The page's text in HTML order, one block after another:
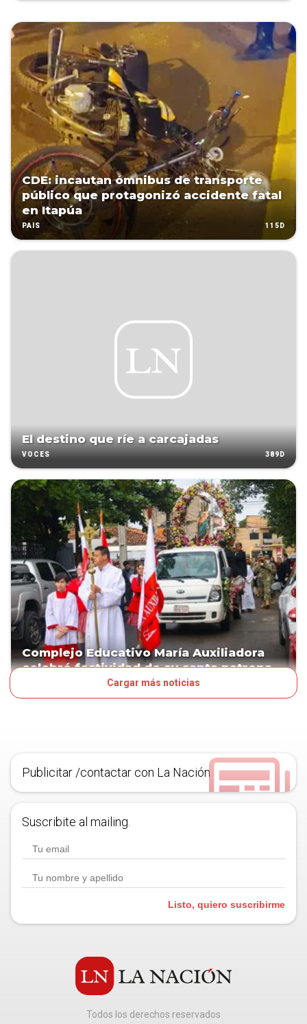
CDE: incautan ómnibus de transporte
público que protagonizó accidente fatal
en Itapúa
PAÍS 115D
El destino que ríe a carcajadas
VOCES 389D
Complejo Educativo María Auxiliadora
celebró festividad de su santa patrona
Cargar más noticias
Publicitar /contactar con La Nación
Suscribite al mailing.
Listo, quiero suscribirme
Todos los derechos reservados